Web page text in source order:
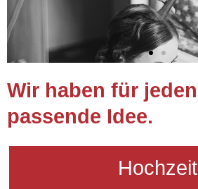
Wir haben für
passende Idee.
Hochzeit